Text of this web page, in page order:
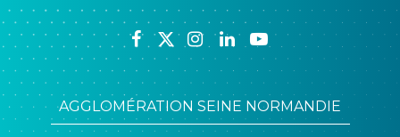
Lien
vers
le
compte
Lien
vers
le
compte
Lien
vers
le
compte
Lien
vers
le
compte
Lien
vers
la
chaîne
AGGLOMÉRATION SEINE NORMANDIE